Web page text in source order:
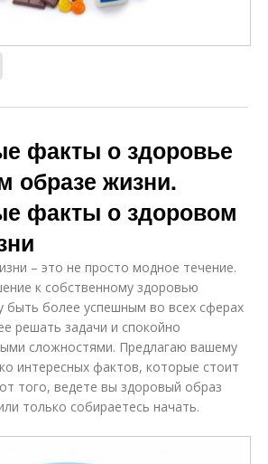
факты о здоровье
образе жизни.
факты о здоровом
– это не просто модное течение.
к собственному здоровью
быть более успешным во всех сферах
решать задачи и спокойно
сложностями. Предлагаю вашему
интересных фактов, которые стоит
того, ведете вы здоровый образ
только собираетесь начать.